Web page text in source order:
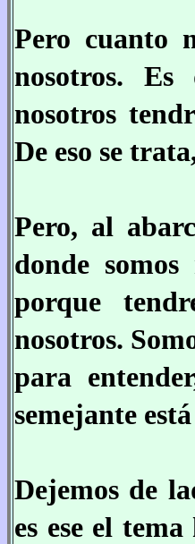
Pero cuanto
nosotros.
nosotros
De eso se
Pero, al
donde
porque
nosotros.
para
semejante
Dejemos de
es ese el